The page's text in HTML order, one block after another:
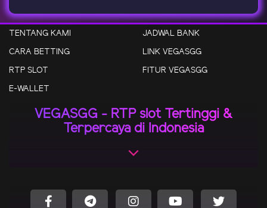
TENTANG KAMI
JADWAL BANK
CARA BETTING
LINK VEGASGG
RTP SLOT
FITUR VEGASGG
E-WALLET
VEGASGG - RTP slot Tertinggi &
Terpercaya di Indonesia